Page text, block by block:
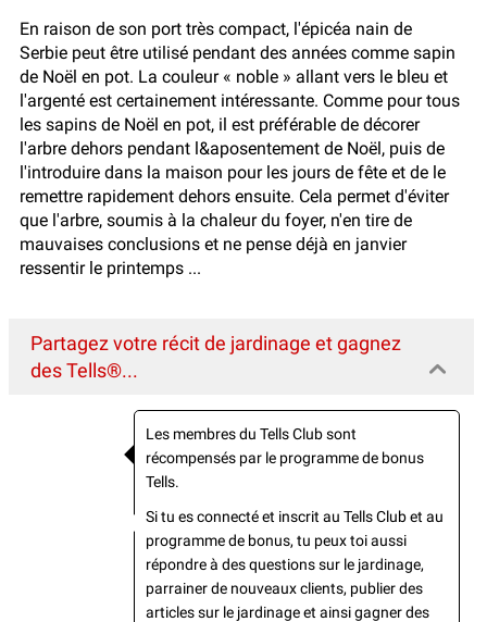
En raison de son port très compact, l'épicéa nain de
Serbie peut être utilisé pendant des années comme sapin
de Noël en pot. La couleur « noble » allant vers le bleu et
l'argenté est certainement intéressante. Comme pour tous
les sapins de Noël en pot, il est préférable de décorer
l'arbre dehors pendant l&aposentement de Noël, puis de
l'introduire dans la maison pour les jours de fête et de le
remettre rapidement dehors ensuite. Cela permet d'éviter
que l'arbre, soumis à la chaleur du foyer, n'en tire de
mauvaises conclusions et ne pense déjà en janvier
ressentir le printemps ...
Partagez votre récit de jardinage et gagnez
des Tells®...
Les membres du Tells Club sont
récompensés par le programme de bonus
Tells.
Si tu es connecté et inscrit au Tells Club et au
programme de bonus, tu peux toi aussi
répondre à des questions sur le jardinage,
parrainer de nouveaux clients, publier des
articles sur le jardinage et ainsi gagner des